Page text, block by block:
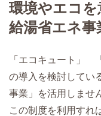
環境やエコ
給湯省エネ事
「エコキュート」
の導入を検討してい
事業」を活用しませ
この制度を利用すれ